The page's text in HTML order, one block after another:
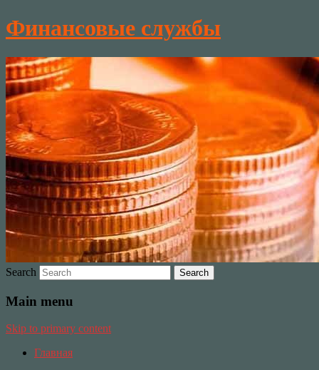
Финансовые службы
Search
Main menu
Skip to primary content
Главная